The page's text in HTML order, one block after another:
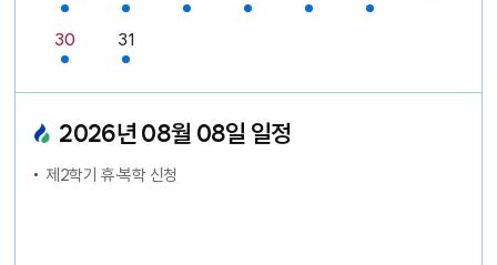
30 31
2026년 08월 08일 일정
제2학기 휴·복학 신청